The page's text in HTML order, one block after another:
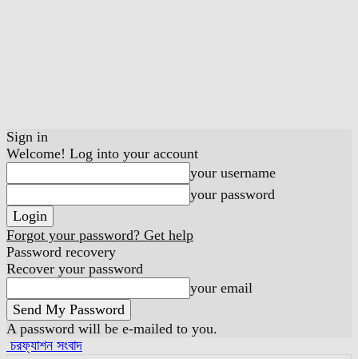
Sign in
Welcome! Log into your account
your username
your password
Forgot your password? Get help
Password recovery
Recover your password
your email
A password will be e-mailed to you.
চরফ্যাশন সংবাদ